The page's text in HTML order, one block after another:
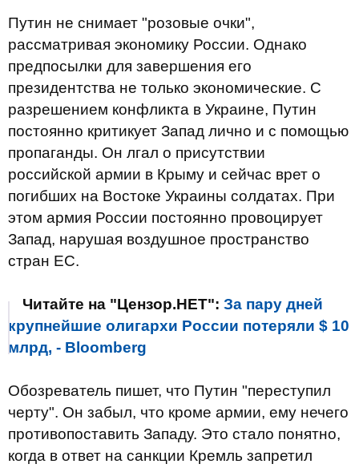
Путин не снимает "розовые очки",
рассматривая экономику России. Однако
предпосылки для завершения его
президентства не только экономические. С
разрешением конфликта в Украине, Путин
постоянно критикует Запад лично и с помощью
пропаганды. Он лгал о присутствии
российской армии в Крыму и сейчас врет о
погибших на Востоке Украины солдатах. При
этом армия России постоянно провоцирует
Запад, нарушая воздушное пространство
стран ЕС.
Читайте на "Цензор.НЕТ": За пару дней
крупнейшие олигархи России потеряли $ 10
млрд, - Bloomberg
Обозреватель пишет, что Путин "переступил
черту". Он забыл, что кроме армии, ему нечего
противопоставить Западу. Это стало понятно,
когда в ответ на санкции Кремль запретил